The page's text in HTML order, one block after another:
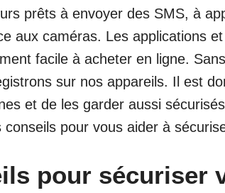
prêts à envoyer des SMS, à
aux caméras. Les applications
facile à acheter en ligne.
sur nos appareils. Il est
et de les garder aussi
conseils pour vous aider à
pour sécuriser